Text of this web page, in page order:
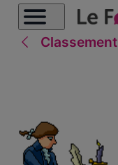
Classement